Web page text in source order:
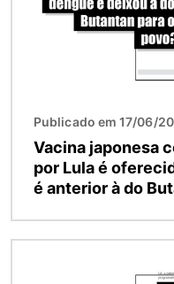
Publicado em 17/06/
Vacina japonesa
por Lula é
é anterior à do